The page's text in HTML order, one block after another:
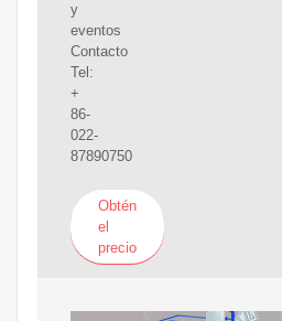
y
eventos
Contacto
Tel:
+
86-
022-
87890750
Obtén
el
precio